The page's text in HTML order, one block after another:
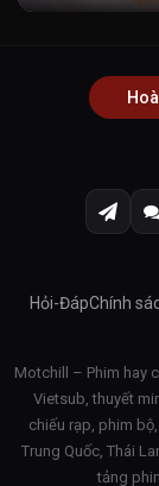
Hỏi-ĐápChính
Motchill – Phim hay
Vietsub, thuyết
chiếu rạp, phim
Trung Quốc, Thái
tảng